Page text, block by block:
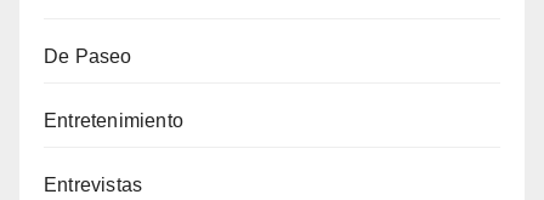
De Paseo
Entretenimiento
Entrevistas